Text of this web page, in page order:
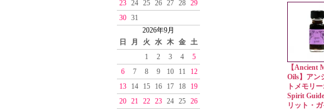
23 24 25 26 27 28 29
30 31
2026年9月
日
月 火 水 木 金 土
1
2 3 4
5
6
7 8 9 10 11
12
13
14 15 16 17 18
19
20 21 22 23 24 25 26
【Ancient
Oils】アン
トメモリ
Spirit
リット・